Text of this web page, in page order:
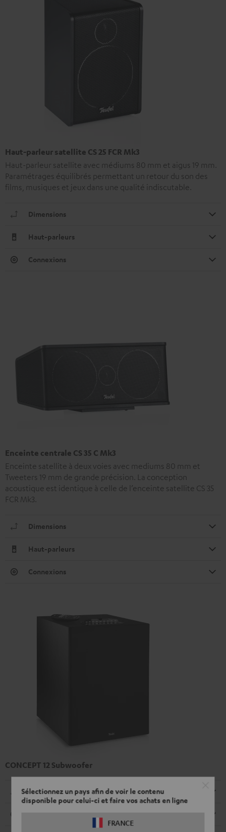
Sélectionnez un pays afin de voir le contenu
disponible pour celui-ci et faire vos achats en ligne
FRANCE
Haut-parleur satellite CS 25 FCR Mk3
Haut-parleur satellite avec médiums 80 mm et aigus 19 mm.
Paramétrages équilibrés permettant un retour du son des
films, musiques et jeux dans une qualité indiscutable.
Dimensions
Haut-parleurs
Connexions
Enceinte centrale CS 35 C Mk3
Enceinte satellite à deux voies avec mediums 80 mm et
Tweeters 19 mm de grande précision. La conception
acoustique est identique à celle de l’enceinte satellite CS 35
FCR Mk3.
Dimensions
Haut-parleurs
Connexions
CONCEPT 12 Subwoofer
Dimensions